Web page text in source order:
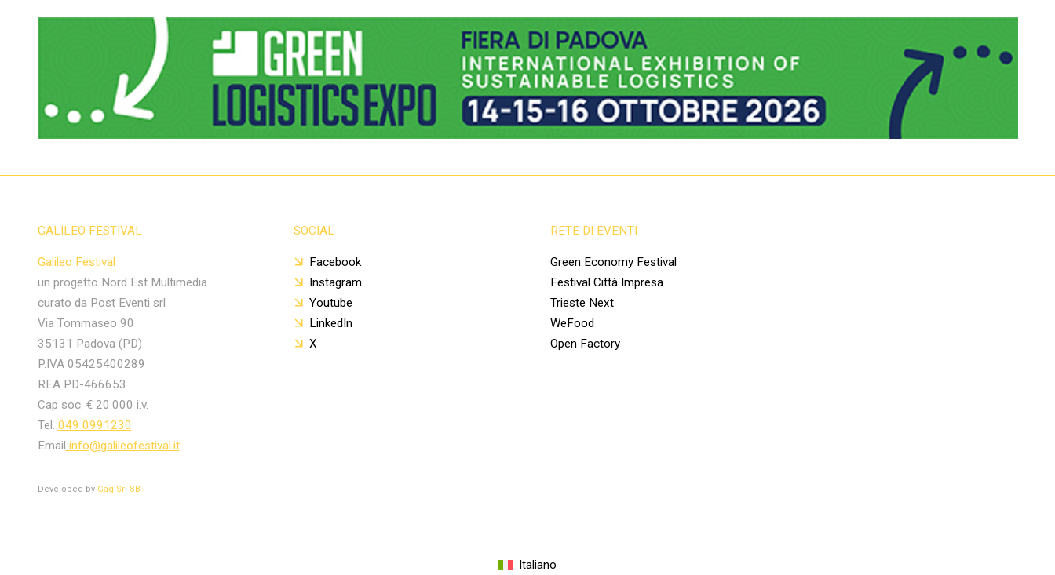
GALILEO FESTIVAL
Galileo Festival
un progetto Nord Est Multimedia
curato da Post Eventi srl
Via Tommaseo 90
35131 Padova (PD)
P.IVA 05425400289
REA PD-466653
Cap soc. € 20.000 i.v.
Tel. 049 0991230
Email info@galileofestival.it
Developed by Gag Srl SB
SOCIAL
Facebook
Instagram
Youtube
LinkedIn
X
RETE DI EVENTI
Green Economy Festival
Festival Città Impresa
Trieste Next
WeFood
Open Factory
Italiano